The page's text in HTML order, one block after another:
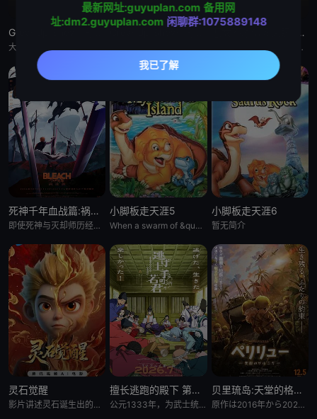
恶女不才请多关照 :雏宫蝶鼠换身传:
这个故事起始于架空世界里名为「咏国」的虚构国度。为了培育下一任妃子，会从五大家族中各选一名少女进入宫殿——「雏宫」。进入后宫的少女成为雏女，在雏宫接受做为未来皇后的养成教育。 名门之一、美丽又睿智的
死神千年血战篇:祸进谭:动漫
即使死神与灭却师历经千年的血战尽头，毁灭的未来已隐约可见── &nbsp; &nbsp; &nbsp; &nbsp; &nbsp; &nbsp; &nbsp; &nbsp; &nbsp; &nbsp;
小脚板走天涯5
When a swarm of &quot;leaf-gobblers&quot; devours all
小脚板走天涯6
暂无简介
灵石觉醒
影片讲述灵石诞生出的石灵儿，被石矶娘娘收养。哪吒误伤石矶徒弟，太乙真人偏袒哪吒，锁住石矶。石灵儿为救母学艺，却
擅长逃跑的殿下 第二季
公元1333年，为武士统治日本奠定基石的镰仓幕府，因其所信任的幕臣——足利尊氏的谋反而宣告灭亡。 &nbsp; &nbsp; &nbsp; &nbsp; &nbsp; &nbsp; &nbsp; &n
贝里琉岛:天堂的格尔尼卡:
原作は2016年から2021年までヤングアニマル（白泉社）にて连载され、2017年度の日本漫画家协会赏の优
最新网址:guyuplan.com 备用网
址:dm2.guyuplan.com 闲聊群:1075889148